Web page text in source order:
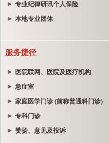
专业纪律研讯个人保险
本地专业团体
服务捷径
医院联网、医院及医疗机构
急症室
家庭医学门诊 (前称普通科门诊)
专科门诊
赞扬、意见及投诉